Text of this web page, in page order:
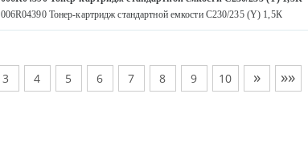
006R04390 Тонер-картридж стандартной емкости С230/235 (Y) 1,5К
3 4 5 6 7 8 9 10 » »»